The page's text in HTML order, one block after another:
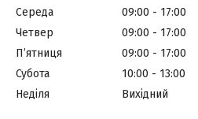
Середа
09:00
17:00
Четвер
09:00
17:00
Пʼятниця
09:00
17:00
Субота
10:00
13:00
Неділя
Вихідний